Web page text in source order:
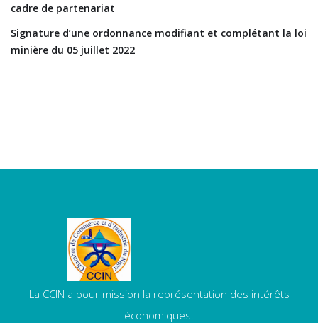
cadre de partenariat
Signature d’une ordonnance modifiant et complétant la loi
minière du 05 juillet 2022
La CCIN a pour mission la représentation des intérêts
économiques.